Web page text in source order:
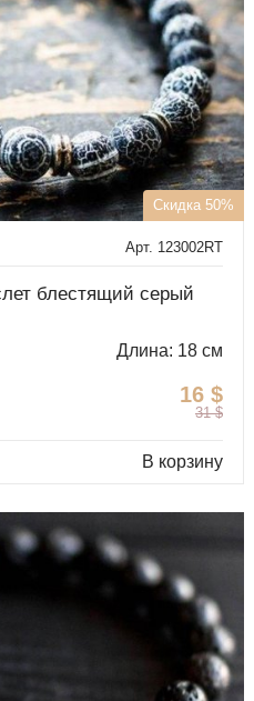
Скидка 50%
Арт. 123002RT
блестящий серый
Длина: 18 см
16 $
31 $
В корзину